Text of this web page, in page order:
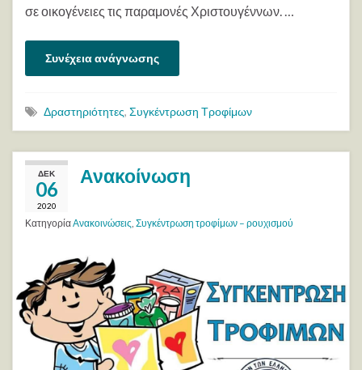
σε οικογένειες τις παραμονές Χριστουγέννων. …
Συνέχεια ανάγνωσης
Δραστηριότητες, Συγκέντρωση Τροφίμων
ΔΕΚ
06
2020
Ανακοίνωση
ΚατηγορίαΑνακοινώσεις Συγκέντρωση τροφίμων – ρουχισμού